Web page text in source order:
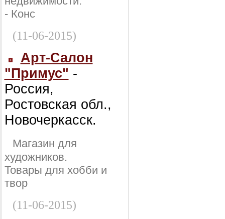
- Конс
(11-06-2015)
Арт-Салон
"Примус" -
Россия,
Ростовская обл.,
Новочеркасск.
Магазин для
художников.
Товары для хобби и
твор
(11-06-2015)